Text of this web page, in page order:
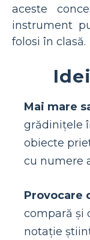
aceste
instrument
folosi în clasă.
Mai mare
grădinițele
obiecte
cu numere
Provocare
compară și
notație